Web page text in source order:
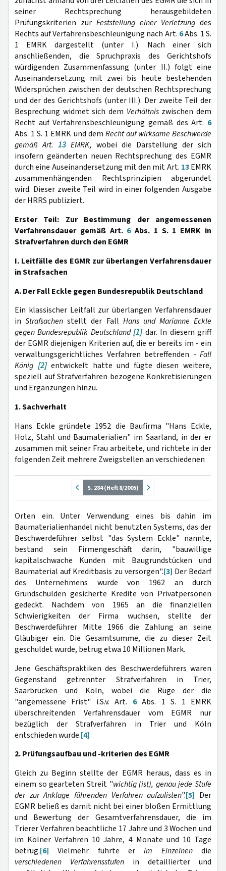
seiner Rechtsprechung herausgebildeten
Prüfungskriterien zur Feststellung einer Verletzung des
Rechts auf Verfahrensbeschleunigung nach Art. 6Abs. 1 S.
1 EMRK dargestellt (unter I.). Nach einer sich
anschließenden, die Spruchpraxis des Gerichtshofs
würdigenden Zusammenfassung (unter II.) folgt eine
Auseinandersetzung mit zwei bis heute bestehenden
Widersprüchen zwischen der deutschen Rechtsprechung
und der des Gerichtshofs (unter III.). Der zweite Teil der
Besprechung widmet sich dem Verhältnis zwischen dem
Recht auf Verfahrensbeschleunigung gemäß des Art. 6
Abs. 1 S. 1 EMRK und dem Recht auf wirksame Beschwerde
gemäß Art.13 EMRK, wobei die Darstellung der sich
insofern geänderten neuen Rechtsprechung des EGMR
durch eine Auseinandersetzung mit den mit Art. 13EMRK
zusammenhängenden Rechtsprinzipien abgerundet
wird. Dieser zweite Teil wird in einer folgenden Ausgabe
der HRRS publiziert.
Erster Teil: Zur Bestimmung der angemessenen
Verfahrensdauer gemäß Art. 6Abs. 1 S. 1 EMRK in
Strafverfahren durch den EGMR
I. Leitfälle des EGMR zur überlangen Verfahrensdauer
in Strafsachen
A. Der Fall Eckle gegen Bundesrepublik Deutschland
Ein klassischer Leitfall zur überlangen Verfahrensdauer
inStrafsachen stellt der Fall Hans und Marianne Eckle
gegen Bundesrepublik Deutschland [1] dar. In diesem griff
der EGMR diejenigen Kriterien auf, die er bereits im - ein
verwaltungsgerichtliches Verfahren betreffenden - Fall
König [2] entwickelt hatte und fügte diesen weitere,
speziell auf Strafverfahren bezogene Konkretisierungen
und Ergänzungen hinzu.
1. Sachverhalt
Hans Eckle gründete 1952 die Baufirma "Hans Eckle,
Holz, Stahl und Baumaterialien" im Saarland, in der er
zusammen mit seiner Frau arbeitete, und richtete in der
folgenden Zeit mehrere Zweigstellen an verschiedenen
S. 284 (Heft 8/2005)
Orten ein. Unter Verwendung eines bis dahin im
Baumaterialienhandel nicht benutzten Systems, das der
Beschwerdeführer selbst "das System Eckle" nannte,
bestand sein Firmengeschäft darin, "bauwillige
kapitalschwache Kunden mit Baugrundstücken und
Baumaterial auf Kreditbasis zu versorgen".[3] Der Bedarf
des Unternehmens wurde von 1962 an durch
Grundschulden gesicherte Kredite von Privatpersonen
gedeckt. Nachdem von 1965 an die finanziellen
Schwierigkeiten der Firma wuchsen, stellte der
Beschwerdeführer Mitte 1966 die Zahlung an seine
Gläubiger ein. Die Gesamtsumme, die zu dieser Zeit
geschuldet wurde, betrug etwa 10 Millionen Mark.
Jene Geschäftspraktiken des Beschwerdeführers waren
Gegenstand getrennter Strafverfahren in Trier,
Saarbrücken und Köln, wobei die Rüge der die
"angemessene Frist" i.S.v. Art. 6Abs. 1 S. 1 EMRK
überschreitenden Verfahrensdauer vom EGMR nur
bezüglich der Strafverfahren in Trier und Köln
entschieden wurde.[4]
2. Prüfungsaufbau und -kriterien des EGMR
Gleich zu Beginn stellte der EGMR heraus, dass es in
einem so gearteten Streit "wichtig (ist), genau jede Stufe
der zur Anklage führenden Verfahren aufzulisten".[5] Der
EGMR beließ es damit nicht bei einer bloßen Ermittlung
und Bewertung der Gesamtverfahrensdauer, die im
Trierer Verfahren beachtliche 17 Jahre und 3 Wochen und
im Kölner Verfahren 10 Jahre, 4 Monate und 10 Tage
betrug.[6] Vielmehr führte erim Einzelnendie
verschiedenen Verfahrensstufen in detaillierter und